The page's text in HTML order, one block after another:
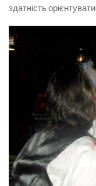
здатність